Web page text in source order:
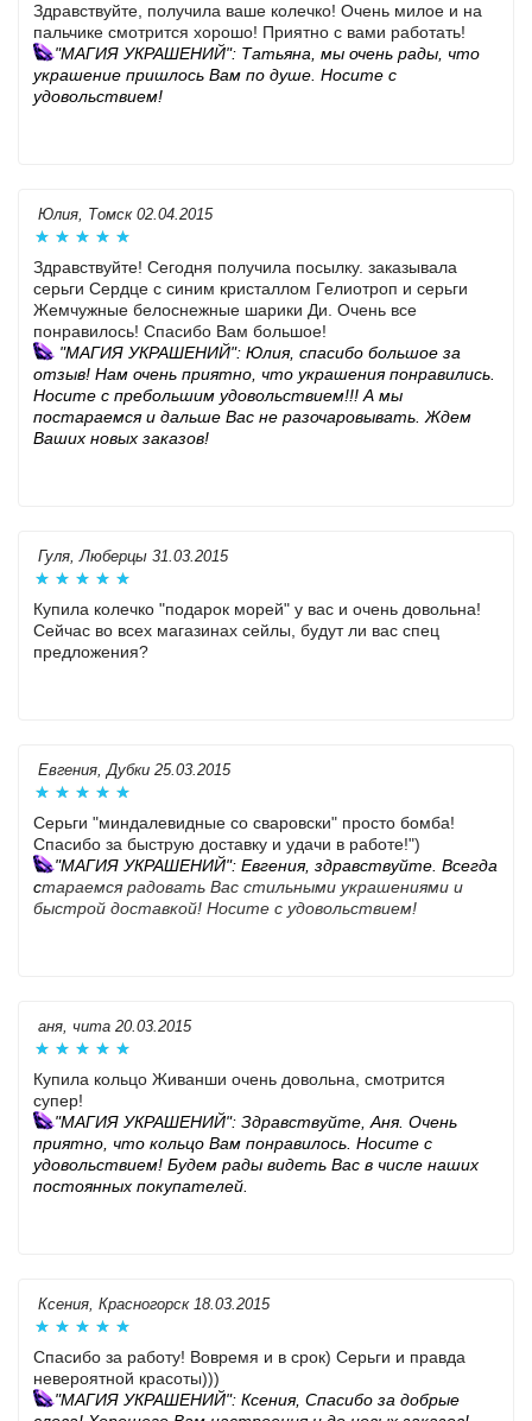
Здравствуйте, получила ваше колечко! Очень милое и на
пальчике смотрится хорошо! Приятно с вами работать!
"МАГИЯ УКРАШЕНИЙ": Татьяна, мы очень рады, что
украшение пришлось Вам по душе. Носите с
удовольствием!
Юлия, Томск 02.04.2015
Здравствуйте! Сегодня получила посылку. заказывала
серьги Сердце с синим кристаллом Гелиотроп и серьги
Жемчужные белоснежные шарики Ди. Очень все
понравилось! Спасибо Вам большое!
"МАГИЯ УКРАШЕНИЙ": Юлия, спасибо большое за
отзыв! Нам очень приятно, что украшения понравились.
Носите с пребольшим удовольствием!!! А мы
постараемся и дальше Вас не разочаровывать. Ждем
Ваших новых заказов!
Гуля, Люберцы 31.03.2015
Купила колечко "подарок морей" у вас и очень довольна!
Сейчас во всех магазинах сейлы, будут ли вас спец
предложения?
Евгения, Дубки 25.03.2015
Серьги "миндалевидные со сваровски" просто бомба!
Спасибо за быструю доставку и удачи в работе!")
"МАГИЯ УКРАШЕНИЙ": Евгения, здравствуйте. Всегда
стараемся радовать Вас стильными украшениями и
быстрой доставкой! Носите с удовольствием!
аня, чита 20.03.2015
Купила кольцо Живанши очень довольна, смотрится
супер!
"МАГИЯ УКРАШЕНИЙ": Здравствуйте, Аня. Очень
приятно, что кольцо Вам понравилось. Носите с
удовольствием! Будем рады видеть Вас в числе наших
постоянных покупателей.
Ксения, Красногорск 18.03.2015
Спасибо за работу! Вовремя и в срок) Серьги и правда
невероятной красоты)))
"МАГИЯ УКРАШЕНИЙ": Ксения, Спасибо за добрые